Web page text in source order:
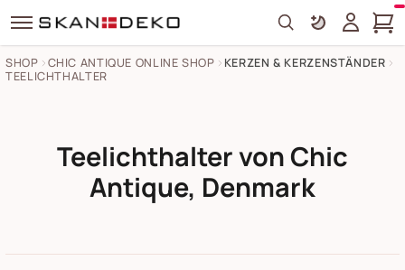
Search
SHOP CHIC ANTIQUE ONLINE SHOP
KERZEN & KERZENSTÄNDER
TEELICHTHALTER
Teelichthalter von Chic
Antique, Denmark